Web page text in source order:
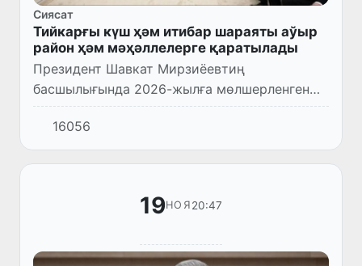
Сиясат
Тийкарғы күш ҳәм итибар шараяты аўыр
район ҳәм мәҳәллелерге қаратылады
Президент Шавкат Мирзиёевтиң
басшылығында 2026-жылға мөлшерленген
кәмбағаллықты қысқартыў ҳәм халықтың
бәнтлигин тәмийинлеў тараўындағы
тийкарғы ўазыйпалар бойынша
видеоселектор мә...
16056
19НОЯ 20:47